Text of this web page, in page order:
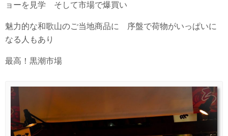
ョーを見学 そして市場で爆買い
魅力的な和歌山のご当地商品に 序盤で荷物がいっぱいに
なる人もあり
最高！黒潮市場